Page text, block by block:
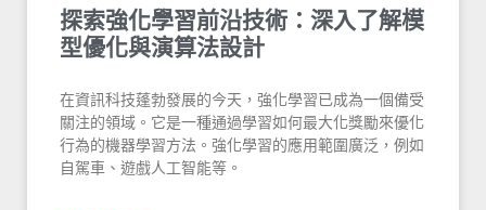
探索強化學習前沿技術：深入了解模
型優化與演算法設計
在資訊科技蓬勃發展的今天，強化學習已成為一個備受
關注的領域。它是一種通過學習如何最大化獎勵來優化
行為的機器學習方法。強化學習的應用範圍廣泛，例如
自駕車、遊戲人工智能等。